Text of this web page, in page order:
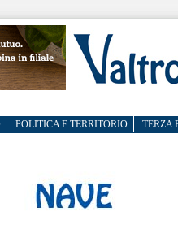
POLITICA E TERRITORIO TERZA